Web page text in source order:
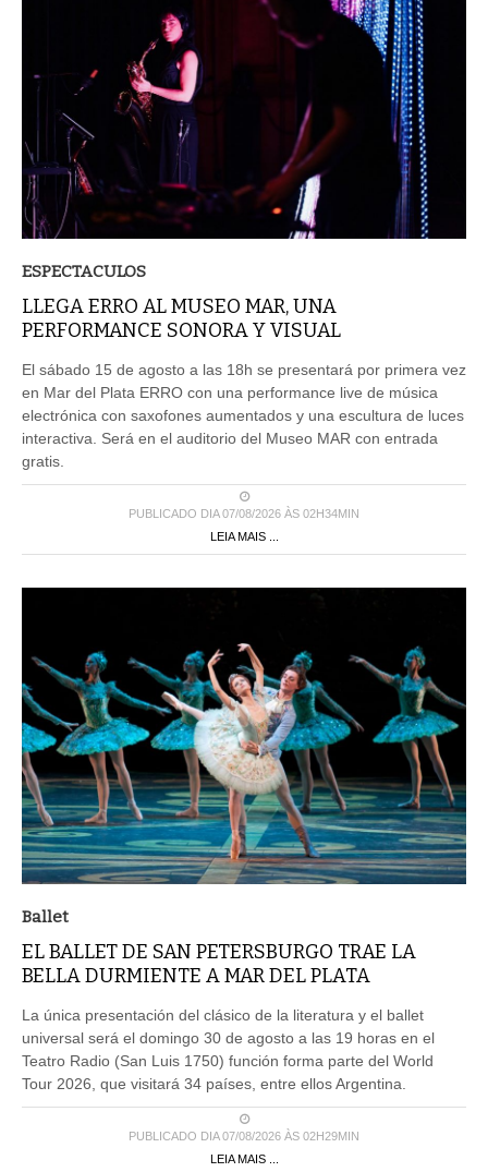
ESPECTACULOS
LLEGA ERRO AL MUSEO MAR, UNA
PERFORMANCE SONORA Y VISUAL
El sábado 15 de agosto a las 18h se presentará por primera vez
en Mar del Plata ERRO con una performance live de música
electrónica con saxofones aumentados y una escultura de luces
interactiva. Será en el auditorio del Museo MAR con entrada
gratis.
PUBLICADO DIA 07/08/2026 ÀS 02H34MIN
LEIA MAIS ...
Ballet
EL BALLET DE SAN PETERSBURGO TRAE LA
BELLA DURMIENTE A MAR DEL PLATA
La única presentación del clásico de la literatura y el ballet
universal será el domingo 30 de agosto a las 19 horas en el
Teatro Radio (San Luis 1750) función forma parte del World
Tour 2026, que visitará 34 países, entre ellos Argentina.
PUBLICADO DIA 07/08/2026 ÀS 02H29MIN
LEIA MAIS ...